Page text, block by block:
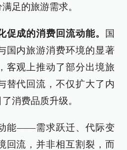
足的旅游需求。​
促成的消费回流动能。
国
国内旅游消费环境的显著
客观上推动了部分出境旅
替代回流，不仅扩大了内
消费品质升级。
能——需求跃迁、代际变
回流，并非相互割裂，而